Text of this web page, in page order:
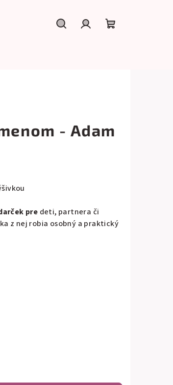
- Adam
pre deti, partnera či
z nej robia osobný a praktický